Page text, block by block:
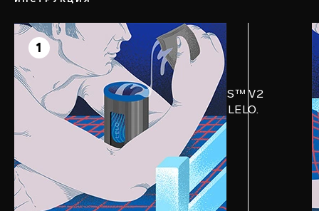
1
ШАГ 1
Прелюдия
Нанеси внутрь насадки на член F1S™ V2
лубрикант Personal Moisturizer от LELO.
Щедро, не жалея.